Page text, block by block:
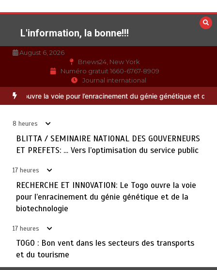
au
contenuL'information, la bonne!!!
August 6, 2026
Bnews24, New York
Numéro gratuit 1660-6767-8909
Journal international
ET PREFETS: … Vers l’optimisation du service public
8 heures
BLITTA / SEMINAIRE NATIONAL DES GOUVERNEURS
ET PREFETS: … Vers l’optimisation du service public
17 heures
RECHERCHE ET INNOVATION: Le Togo ouvre la voie
pour l’enracinement du génie génétique et de la
biotechnologie
17 heures
TOGO : Bon vent dans les secteurs des transports
et du tourisme
TOGO : Bon vent dans les secteurs des transports et du
tourisme
4
28 NOUVEAUX MAGISTRATS NOMMES : Vers une justice
plus rapide, plus performante et plus proche du citoyen
août 6, 2026
5
MARQUAGE DES PRODUITS PETROLIERS : Vers un
meilleur contrôle de la qualité des carburants mis en